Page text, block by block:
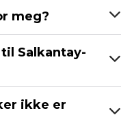
meg?
Salkantay-
ikke er